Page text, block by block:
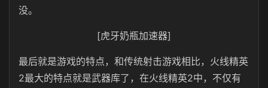
没。
[虎牙奶瓶加速器]
最后就是游戏的特点，和传统射击游戏相比，火线精英
2最大的特点就是武器库了，在火线精英2中，不仅有